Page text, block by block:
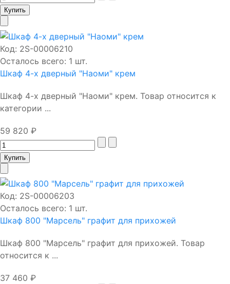
Код: 2S-00006210
Осталось всего: 1 шт.
Шкаф 4-х дверный "Наоми" крем
Шкаф 4-х дверный "Наоми" крем. Товар относится к
категории ...
59 820 ₽
Код: 2S-00006203
Осталось всего: 1 шт.
Шкаф 800 "Марсель" графит для прихожей
Шкаф 800 "Марсель" графит для прихожей. Товар
относится к ...
37 460 ₽